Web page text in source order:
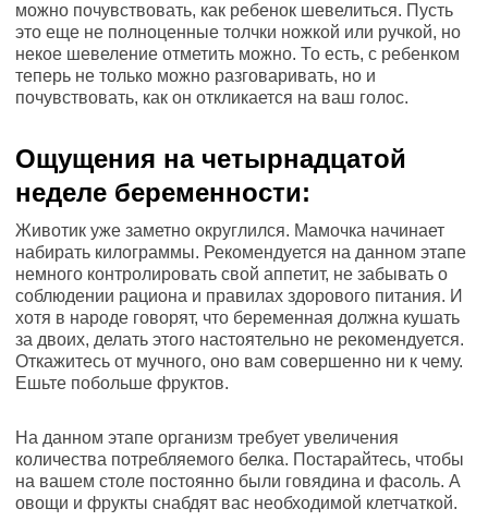
можно почувствовать, как ребенок шевелиться. Пусть
это еще не полноценные толчки ножкой или ручкой, но
некое шевеление отметить можно. То есть, с ребенком
теперь не только можно разговаривать, но и
почувствовать, как он откликается на ваш голос.
Ощущения на четырнадцатой
неделе беременности:
Животик уже заметно округлился. Мамочка начинает
набирать килограммы. Рекомендуется на данном этапе
немного контролировать свой аппетит, не забывать о
соблюдении рациона и правилах здорового питания. И
хотя в народе говорят, что беременная должна кушать
за двоих, делать этого настоятельно не рекомендуется.
Откажитесь от мучного, оно вам совершенно ни к чему.
Ешьте побольше фруктов.
На данном этапе организм требует увеличения
количества потребляемого белка. Постарайтесь, чтобы
на вашем столе постоянно были говядина и фасоль. А
овощи и фрукты снабдят вас необходимой клетчаткой.